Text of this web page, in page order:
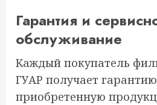
Гарантия и
обслуживание
Каждый покупатель
ГУАР получает
приобретенную